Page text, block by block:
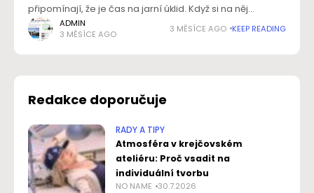
připomínají, že je čas na jarní úklid. Když si na něj
pořídíte správné pomocníky, půjde vám práce od ruky,
a ještě
ADMIN
3 MĚSÍCE AGO
3 MĚSÍCE AGO KEEP READING
Redakce doporučuje
RADY A TIPY
Atmosféra v krejčovském
ateliéru: Proč vsadit na
individuální tvorbu
NO NAME 30.7.2026